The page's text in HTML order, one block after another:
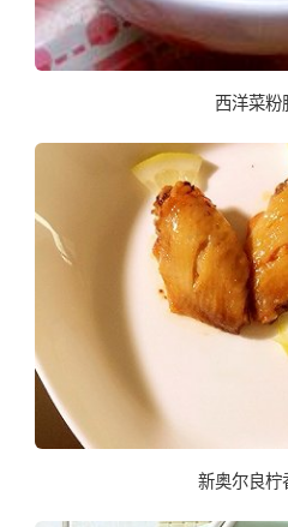
西洋菜粉
新奥尔良柠